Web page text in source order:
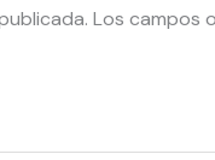
Los campos